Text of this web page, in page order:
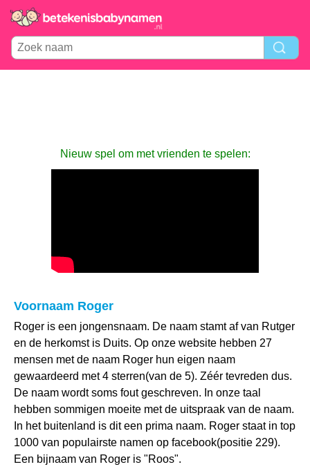
Nieuw spel om met vrienden te spelen:
Voornaam Roger
Roger is een jongensnaam. De naam stamt af van Rutger
en de herkomst is Duits. Op onze website hebben 27
mensen met de naam Roger hun eigen naam
gewaardeerd met 4 sterren(van de 5). Zéér tevreden dus.
De naam wordt soms fout geschreven. In onze taal
hebben sommigen moeite met de uitspraak van de naam.
In het buitenland is dit een prima naam. Roger staat in top
1000 van populairste namen op facebook(positie 229).
Een bijnaam van Roger is "Roos".